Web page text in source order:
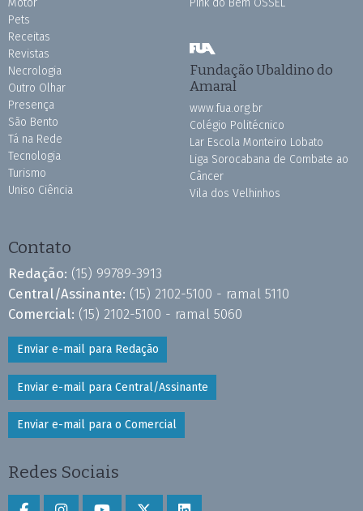
Motor
Pets
Receitas
Revistas
Necrologia
Outro Olhar
Presença
São Bento
Tá na Rede
Tecnologia
Turismo
Uniso Ciência
Pink do Bem OSSEL
Fundação Ubaldino do
Amaral
www.fua.org.br
Colégio Politécnico
Lar Escola Monteiro Lobato
Liga Sorocabana de Combate ao
Câncer
Vila dos Velhinhos
Contato
Redação: (15) 99789-3913
Central/Assinante: (15) 2102-5100 - ramal 5110
Comercial: (15) 2102-5100 - ramal 5060
Enviar e-mail para Redação
Enviar e-mail para Central/Assinante
Enviar e-mail para o Comercial
Redes Sociais